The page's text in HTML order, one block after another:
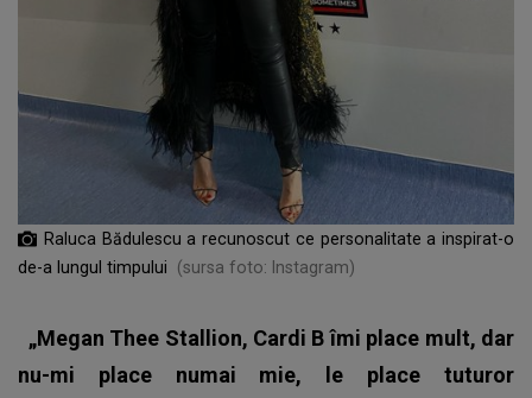
Raluca Bădulescu a recunoscut ce personalitate a inspirat-o
de-a lungul timpului
(sursa foto: Instagram)
„Megan Thee Stallion, Cardi B îmi place mult, dar
nu-mi place numai mie, le place tuturor